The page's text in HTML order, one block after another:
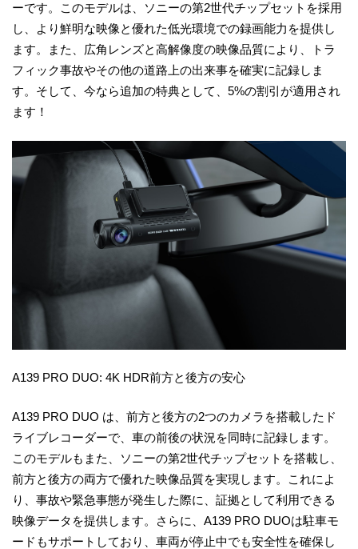
ーです。このモデルは、ソニーの第2世代チップセットを採用
し、より鮮明な映像と優れた低光環境での録画能力を提供し
ます。また、広角レンズと高解像度の映像品質により、トラ
フィック事故やその他の道路上の出来事を確実に記録しま
す。そして、今なら追加の特典として、5%の割引が適用され
ます！
A139 PRO DUO: 4K HDR前方と後方の安心
A139 PRO DUO は、前方と後方の2つのカメラを搭載したド
ライブレコーダーで、車の前後の状況を同時に記録します。
このモデルもまた、ソニーの第2世代チップセットを搭載し、
前方と後方の両方で優れた映像品質を実現します。これによ
り、事故や緊急事態が発生した際に、証拠として利用できる
映像データを提供します。さらに、A139 PRO DUOは駐車モ
ードもサポートしており、車両が停止中でも安全性を確保し